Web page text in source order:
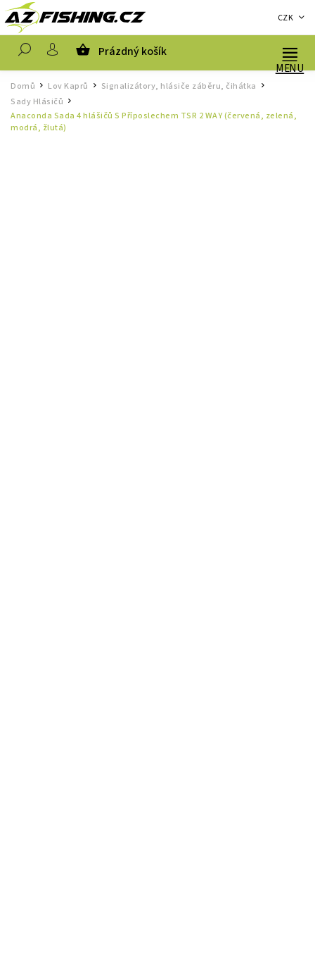
CZK
Prázdný košík
Domů / Lov Kaprů Signalizátory, hlásiče záběru, čihátka
Sady Hlásičů /
Anaconda Sada 4 hlášičů S Příposlechem TSR 2 WAY (červená, zelená,
modrá, žlutá)